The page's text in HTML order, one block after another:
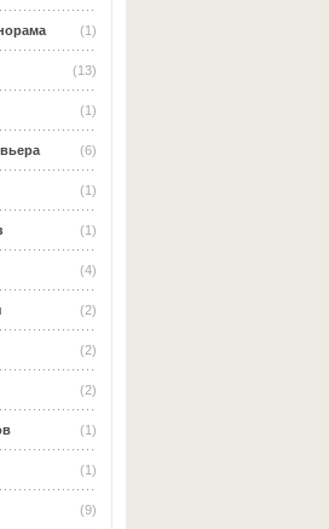
(1)
(13)
(1)
(6)
(1)
(1)
(4)
(2)
(2)
(2)
(1)
(1)
(9)